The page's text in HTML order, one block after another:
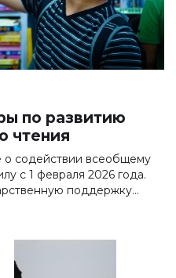
по развитию
чтения
содействии всеобщему
с 1 февраля 2026 года.
поддержку
программ за счёт